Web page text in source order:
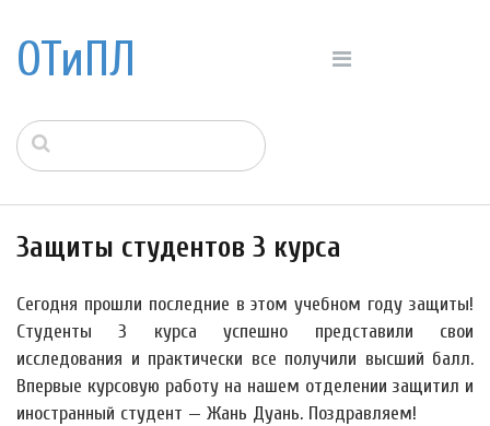
ОТиПЛ
Защиты студентов 3 курса
Сегодня прошли последние в этом учебном году защиты!
Студенты 3 курса успешно представили свои
исследования и практически все получили высший балл.
Впервые курсовую работу на нашем отделении защитил и
иностранный студент — Жань Дуань. Поздравляем!